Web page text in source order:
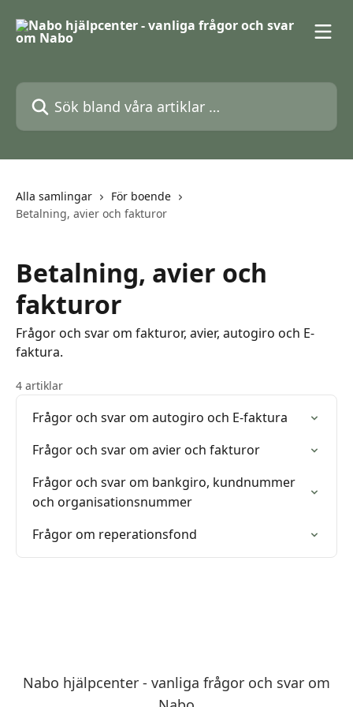
Sök bland våra artiklar …
Alla samlingar
För boende
Betalning, avier och fakturor
Betalning, avier och
fakturor
Frågor och svar om fakturor, avier, autogiro och E-
faktura.
4 artiklar
Frågor och svar om autogiro och E-faktura
Frågor och svar om avier och fakturor
Frågor och svar om bankgiro, kundnummer
och organisationsnummer
Frågor om reperationsfond
Nabo hjälpcenter - vanliga frågor och svar om